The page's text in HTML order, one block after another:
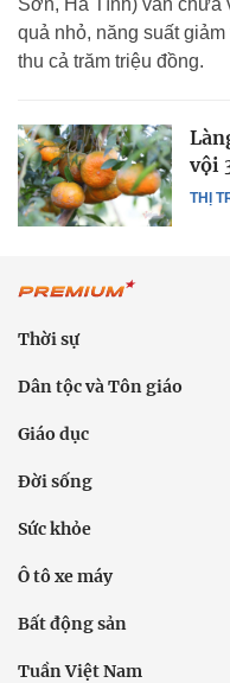
Sơn, Hà Tĩnh) vẫn chưa
quả nhỏ, năng suất
thu cả trăm triệu đồng.
THỊ
vội
Thời sự
Dân tộc và Tôn giáo
Giáo dục
Đời sống
Sức khỏe
Ô tô xe máy
Bất động sản
Tuần Việt Nam